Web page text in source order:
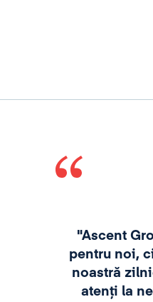
"Ascent
pentru noi,
noastră
atenți la